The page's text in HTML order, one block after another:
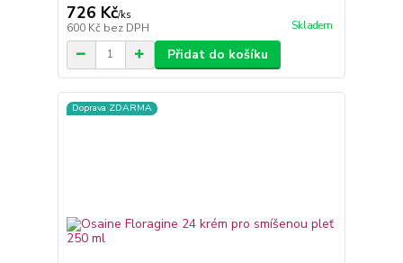
726 Kč/ks
600 Kč bez DPH Skladem
Přidat do košíku
Doprava ZDARMA